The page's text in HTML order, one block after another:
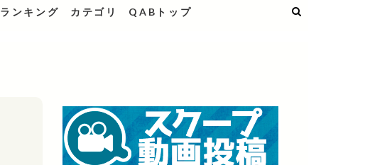
ランキング カテゴリ QABトップ